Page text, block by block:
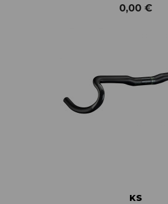
0,00 €
KS